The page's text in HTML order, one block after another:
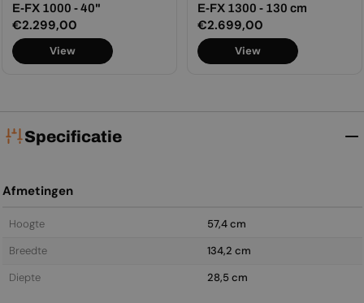
E-FX 1000 - 40"
Normale
prijs
€2.299,00
View
E-FX 1300 - 130 cm
Normale
prijs
€2.699,00
View
Specificatie
Afmetingen
Hoogte
57,4 cm
Breedte
134,2 cm
Diepte
28,5 cm